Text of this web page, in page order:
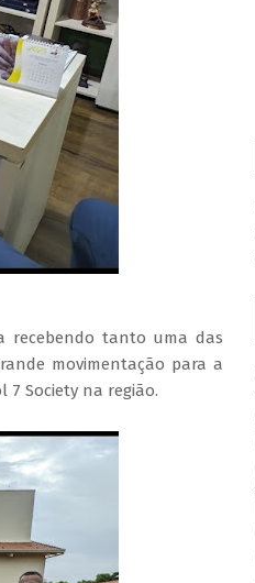
recebendo tanto uma das
movimentação para a
Society na região.